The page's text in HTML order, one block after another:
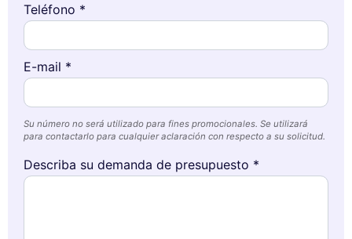
Teléfono *
E-mail *
Su número no será utilizado para fines promocionales. Se utilizará
para contactarlo para cualquier aclaración con respecto a su solicitud.
Describa su demanda de presupuesto *